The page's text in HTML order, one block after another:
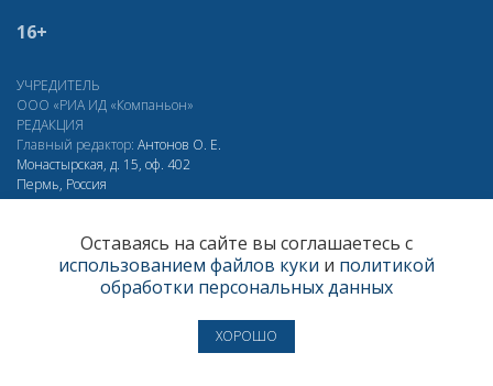
16+
УЧРЕДИТЕЛЬ
ООО «РИА ИД «Компаньон»
РЕДАКЦИЯ
Главный редактор: Антонов О. Е.
Монастырская, д. 15, оф. 402
Пермь, Россия
(342) 206-40-23
info@newsko.ruОставаясь на сайте вы соглашаетесь с
использованием файлов куки и политикой
обработки персональных данных
ХОРОШО